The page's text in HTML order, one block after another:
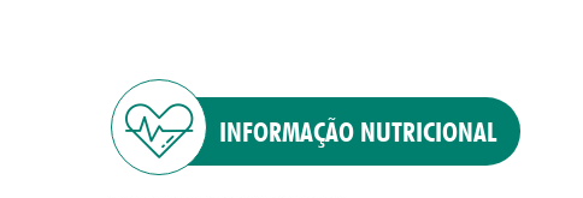
INFORMAÇÃO NUTRICIONAL